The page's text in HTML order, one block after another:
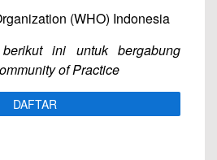
(WHO) Indonesia
ini untuk bergabung
of Practice
DAFTAR